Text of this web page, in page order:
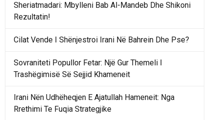
Sheriatmadari: Mbylleni Bab Al-Mandeb Dhe Shikoni
Rezultatin!
Cilat Vende I Shënjestroi Irani Në Bahrein Dhe Pse?
Sovraniteti Popullor Fetar: Një Gur Themeli I
Trashëgimisë Së Sejjid Khameneit
Irani Nën Udhëheqjen E Ajatullah Hameneit: Nga
Rrethimi Te Fuqia Strategjike